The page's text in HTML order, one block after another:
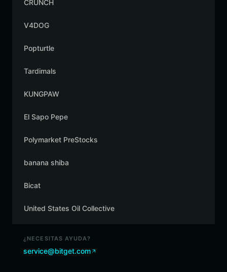
CRUNCH
V4DOG
Popturtle
Tardimals
KUNGPAW
El Sapo Pepe
Polymarket PreStocks
banana shiba
Bicat
United States Oil Collective
¿NECESITAS AYUDA?
service@bitget.com